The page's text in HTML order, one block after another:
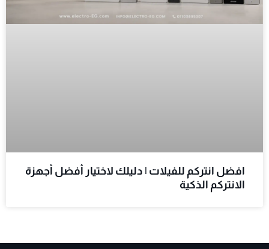
افضل انتركم للفيلات | دليلك لاختيار أفضل أجهزة
الانتركم الذكية